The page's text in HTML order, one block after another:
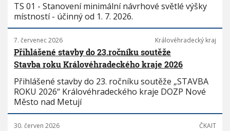
TS 01 - Stanovení minimální návrhové světlé výšky
místností - účinný od 1. 7. 2026.
7. červenec 2026 Královéhradecký kraj
Přihlášené stavby do 23.ročníku soutěže
Stavba roku Královéhradeckého kraje 2026
Přihlášené stavby do 23. ročníku soutěže „STAVBA
ROKU 2026“ Královéhradeckého kraje DOZP Nové
Město nad Metují
30. červen 2026 ČKAIT